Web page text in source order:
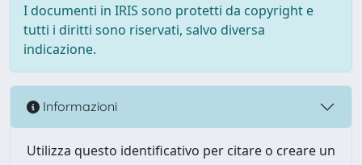
I documenti in IRIS sono protetti da copyright e
tutti i diritti sono riservati, salvo diversa
indicazione.
Informazioni
Utilizza questo identificativo per citare o creare un